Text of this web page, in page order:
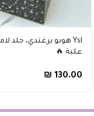
علبة 🔥
₪ 130.00